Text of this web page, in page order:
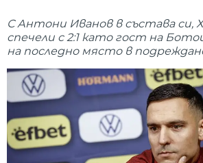
С Антони Иванов в състава
спечели с 2:1 като гост на
на последно място в